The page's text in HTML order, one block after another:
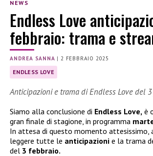
NEWS
Endless Love
febbraio: trama e
ANDREA SANNA | 2 FEBBRAIO 2025
ENDLESS LOVE
Anticipazioni e trama di Endless Love del
Siamo alla conclusione di Endless Love, è
gran finale di stagione, in programma
In attesa di questo momento attesissimo,
leggere tutte le anticipazioni e la trama
del 3 febbraio.